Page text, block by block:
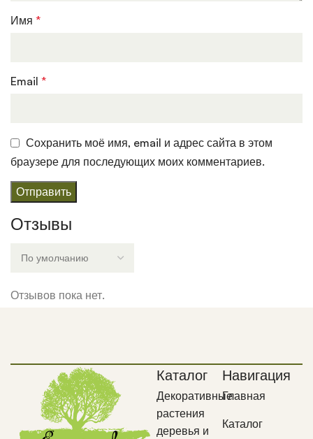
Отзывы
Отзывов пока нет.
Имя*
Email*
Сохранить моё имя, email и адрес сайта в этом
браузере для последующих моих комментариев.
Каталог
Декоративные
растения
деревья и
Навигация
Главная
Каталог